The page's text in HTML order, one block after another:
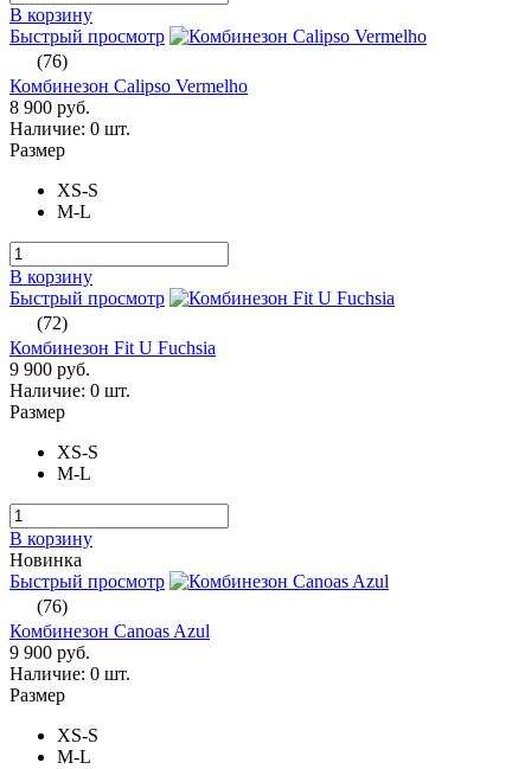
В корзину
Быстрый просмотр
(76)
Комбинезон Calipso Vermelho
8 900 руб.
Наличие: 0 шт.
Размер
XS-S
M-L
В корзину
Быстрый просмотр
(72)
Комбинезон Fit U Fuchsia
9 900 руб.
Наличие: 0 шт.
Размер
XS-S
M-L
В корзину
Новинка
Быстрый просмотр
(76)
Комбинезон Canoas Azul
9 900 руб.
Наличие: 0 шт.
Размер
XS-S
M-L